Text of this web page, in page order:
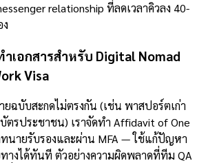
relationship ที่ลดเวลาคิวลง 40-
เอกสารสำหรับ Digital Nomad
Visa
ยฉบับสะกดไม่ตรงกัน (เช่น พาสปอร์ตเก่า
ตรประชาชน) เราจัดทำ Affidavit of One
ทนายรับรองและผ่าน MFA — ใช้แก้ปัญหา
างได้ทันที ตัวอย่างความผิดพลาดที่ทีม QA